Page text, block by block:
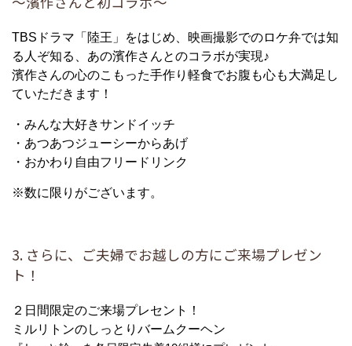
TBSドラマ「陸王」をはじめ、映画撮影でのロケ弁では知
る人ぞ知る、あの濱作さんとのコラボが実現♪
濱作さんの心のこもった手作り軽食でお腹も心も大満足し
ていただきます！
・みんな大好きサンドイッチ
・あつあつジューシーからあげ
・おかわり自由フリードリンク
※数に限りがございます。
3. さらに、ご夫婦でお越しの方にご来場プレゼン
ト！
２日間限定のご来場プレセント！
ミルリトンのしっとりバームクーヘン